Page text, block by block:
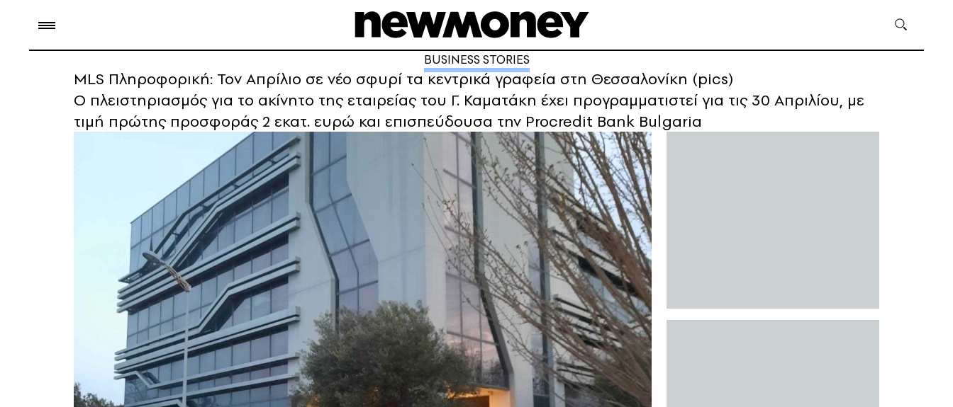
BUSINESS STORIES
MLS Πληροφορική: Τον Απρίλιο σε νέο σφυρί τα κεντρικά γραφεία στη Θεσσαλονίκη (pics)
Ο πλειστηριασμός για το ακίνητο της εταιρείας του Γ. Καματάκη έχει προγραμματιστεί για τις 30 Απριλίου, με
τιμή πρώτης προσφοράς 2 εκατ. ευρώ και επισπεύδουσα την Procredit Bank Bulgaria